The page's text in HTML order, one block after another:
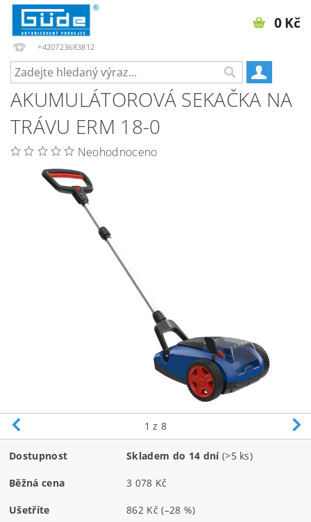
+420723683812
0 Kč
AKUMULÁTOROVÁ SEKAČKA NA
TRÁVU ERM 18-0
Neohodnoceno
1 z 8
Dostupnost Skladem do 14 dní (>5 ks)
Běžná cena 3 078 Kč
Ušetříte 862 Kč(–28 %)